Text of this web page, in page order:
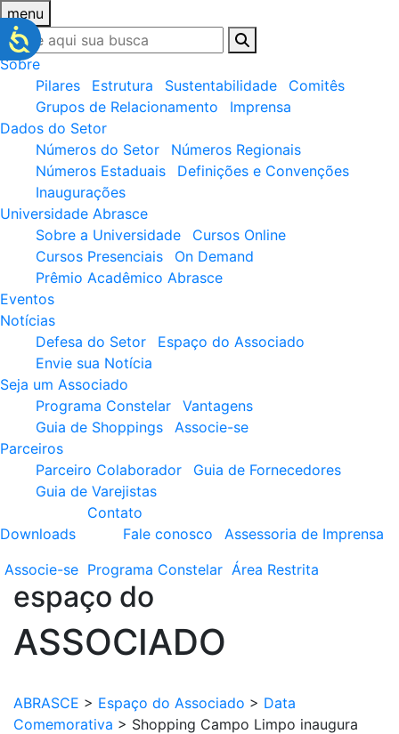
menu
Sobre
Pilares
Estrutura Sustentabilidade
Comitês
Grupos de Relacionamento
Imprensa
Dados do Setor
Números do Setor
Números Regionais
Números Estaduais
Definições e Convenções
Inaugurações
Universidade Abrasce
Sobre a Universidade
Cursos Online
Cursos Presenciais
On Demand
Prêmio Acadêmico Abrasce
Eventos
Notícias
Defesa do Setor
Espaço do Associado
Envie sua Notícia
Seja um Associado
Programa Constelar
Vantagens
Guia de Shoppings
Associe-se
Parceiros
Parceiro Colaborador
Guia de Fornecedores
Guia de Varejistas
Downloads
Contato
Fale conosco
Assessoria de Imprensa
Associe-se Programa Constelar Área Restrita
espaço do
ASSOCIADO
ABRASCE > Espaço do Associado > Data
Comemorativa > Shopping Campo Limpo inaugura